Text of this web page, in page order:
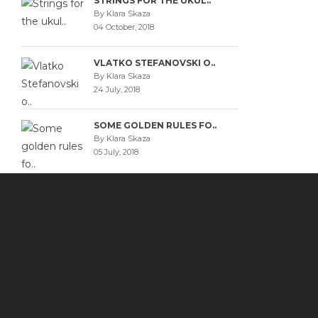
By Klara Skaza
04 October, 2018
VLATKO STEFANOVSKI O..
By Klara Skaza
24 July, 2018
SOME GOLDEN RULES FO..
By Klara Skaza
05 July, 2018